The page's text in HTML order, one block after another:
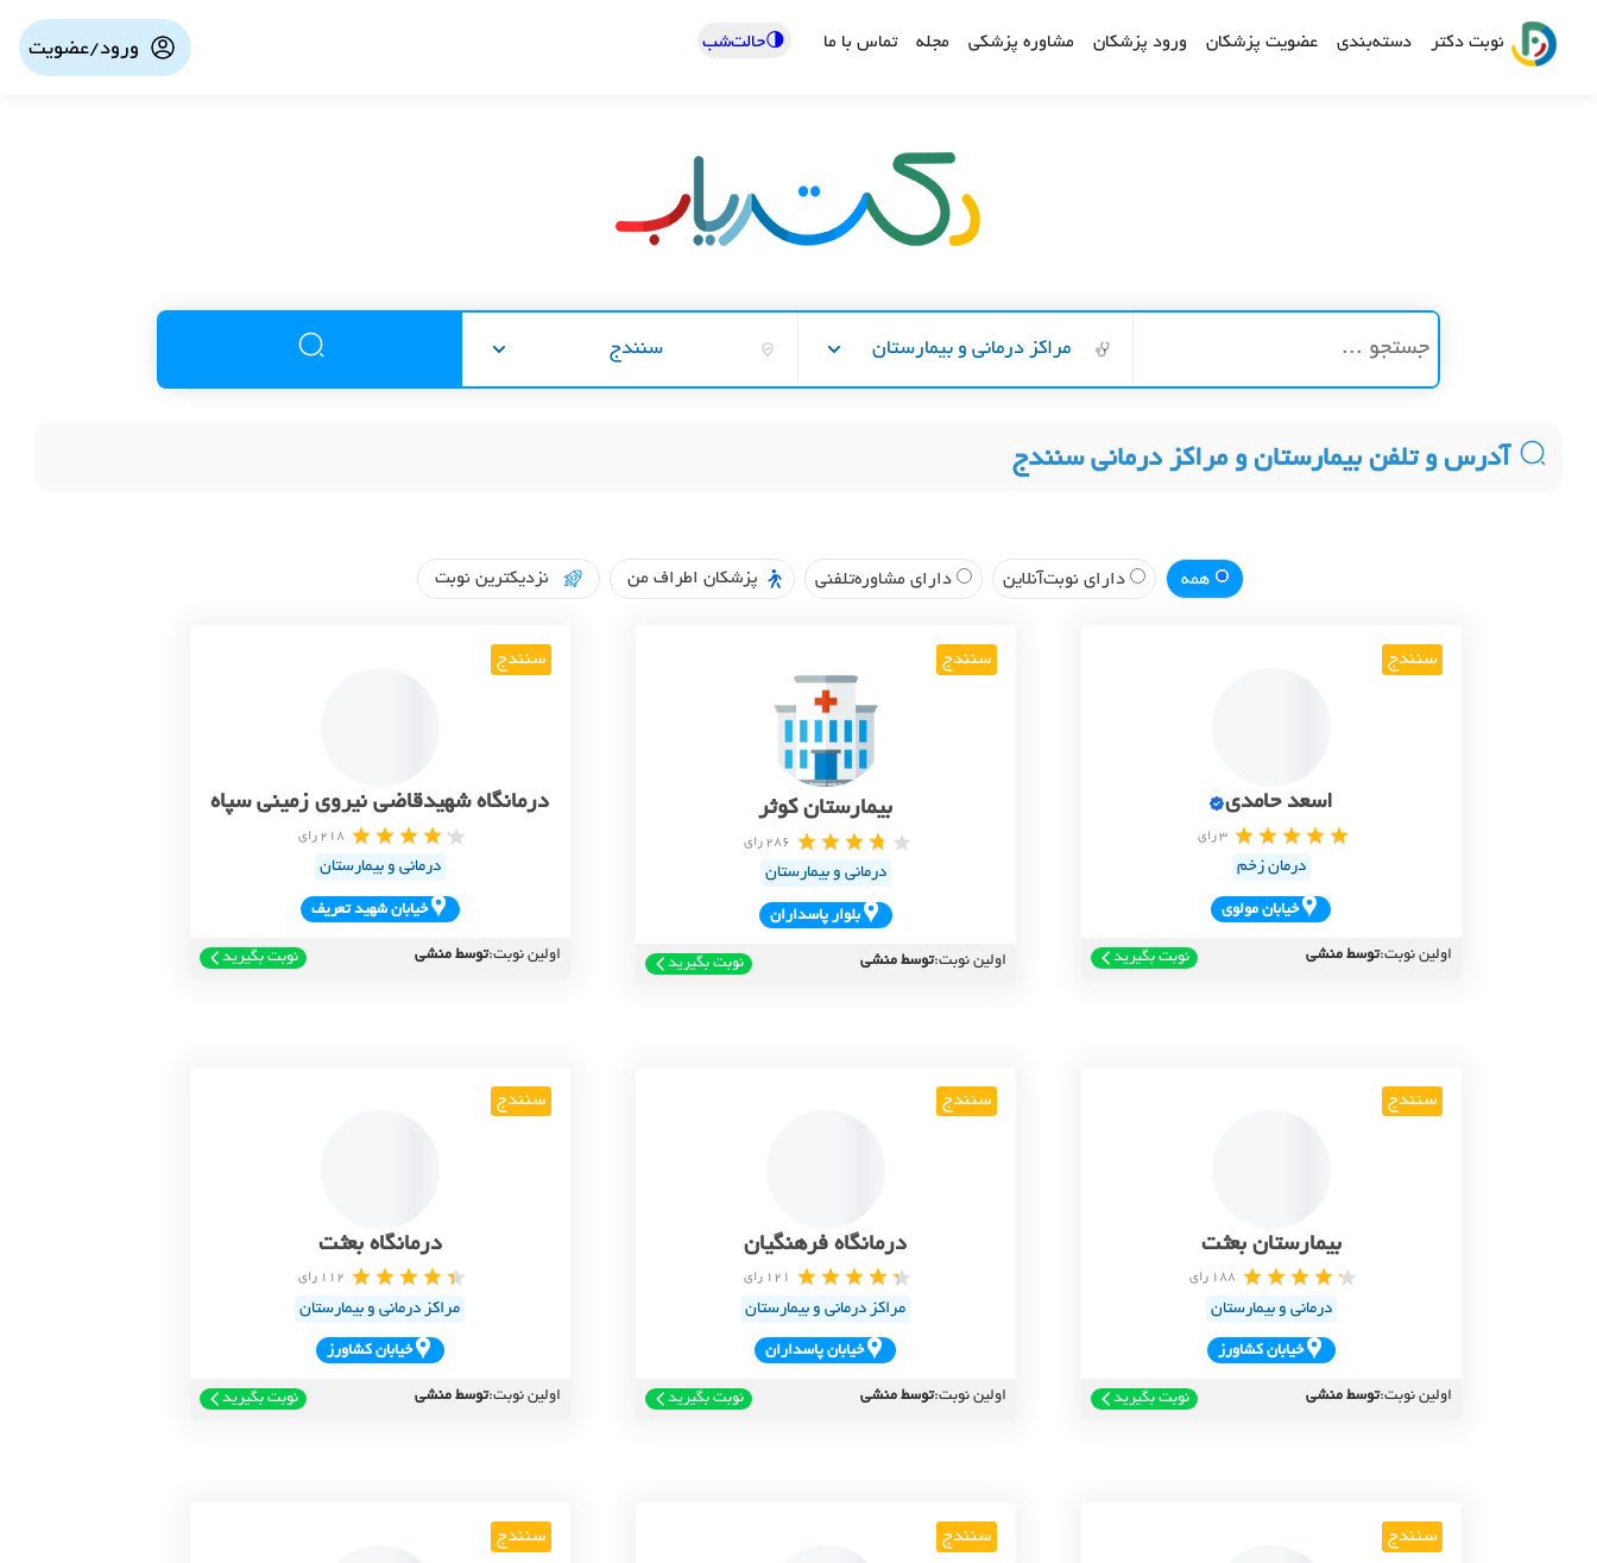
نوبت دکتر دسته‌بندی عضویت پزشکان ورود پزشکان مشاوره پزشکی مجله تماس با ما 🌗حالت‌شب ورود/عضویت
مراکز درمانی و بیمارستان سنندج
آدرس و تلفن بیمارستان و مراکز درمانی سنندج
همه دارای نوبت‌آنلاین دارای مشاوره‌تلفنی پزشکان اطراف من نزدیکترین نوبت
سنندج
اسعد حامدی
3 رای
درمان زخم
خيابان مولوي
اولین نوبت:توسط منشی نوبت بگیرید
سنندج
بیمارستان کوثر
286 رای
درمانی و بیمارستان
بلوار پاسداران
اولین نوبت:توسط منشی نوبت بگیرید
سنندج
درمانگاه شهیدقاضی نیروی زمینی سپاه
218 رای
درمانی و بیمارستان
خيابان شهيد تعريف
اولین نوبت:توسط منشی نوبت بگیرید
سنندج
بیمارستان بعثت
188 رای
درمانی و بیمارستان
خيابان کشاورز
اولین نوبت:توسط منشی نوبت بگیرید
سنندج
درمانگاه فرهنگیان
121 رای
مراکز درمانی و بیمارستان
خيابان پاسداران
اولین نوبت:توسط منشی نوبت بگیرید
سنندج
درمانگاه بعثت
112 رای
مراکز درمانی و بیمارستان
خيابان کشاورز
اولین نوبت:توسط منشی نوبت بگیرید
سنندج سنندج سنندج